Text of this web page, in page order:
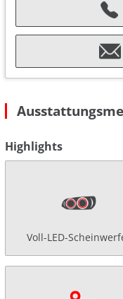
Highlights
Voll-LED-